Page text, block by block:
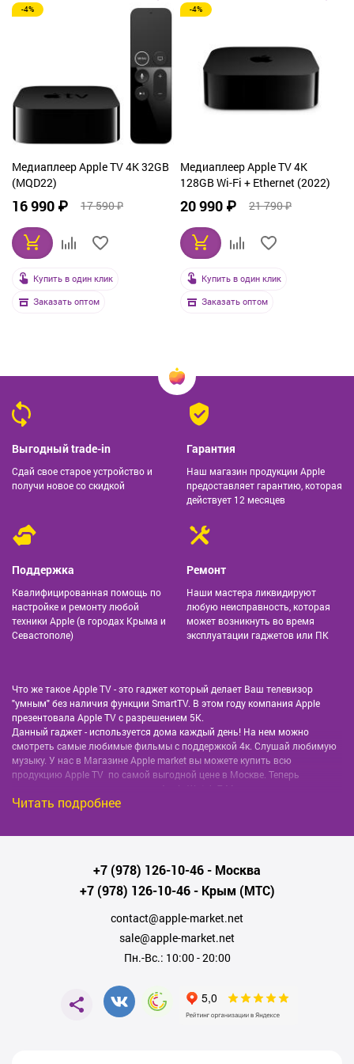
-4%
Медиаплеер Apple TV 4K 32GB
(MQD22)
16 990 ₽ 17 590 ₽
Купить в один клик
Заказать оптом
-4%
Медиаплеер Apple TV 4K
128GB Wi-Fi + Ethernet (2022)
20 990 ₽ 21 790 ₽
Купить в один клик
Заказать оптом
Выгодный trade-in
Сдай свое старое устройство и
получи новое со скидкой
Гарантия
Наш магазин продукции Apple
предоставляет гарантию, которая
действует 12 месяцев
Поддержка
Квалифицированная помощь по
настройке и ремонту любой
техники Apple (в городах Крыма и
Севастополе)
Ремонт
Наши мастера ликвидируют
любую неисправность, которая
может возникнуть во время
эксплуатации гаджетов или ПК
Что же такое Apple TV - это гаджет который делает Ваш телевизор
"умным" без наличия функции SmartTV. В этом году компания Apple
презентовала Apple TV с разрешением 5К.
Данный гаджет - используется дома каждый день! На нем можно
смотреть самые любимые фильмы с поддержкой 4к. Слушай любимую
музыку. У нас в Магазине Apple market вы можете купить всю
продукцию Apple TV по самой выгодной цене в Москве. Теперь
появилась возможность купить Apple Watch 7 Москве на самых
выгодныйх условиях , лучшая цена у нас в магазине.
Читать подробнее
+7 (978) 126-10-46- Москва
+7 (978) 126-10-46- Крым (МТС)
contact@apple-market.net
sale@apple-market.net
Пн.-Вс.: 10:00 - 20:00